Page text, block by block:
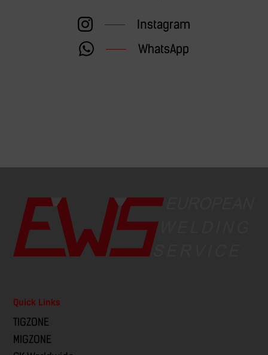
Instagram
WhatsApp
Quick Links
TIGZONE
MIGZONE